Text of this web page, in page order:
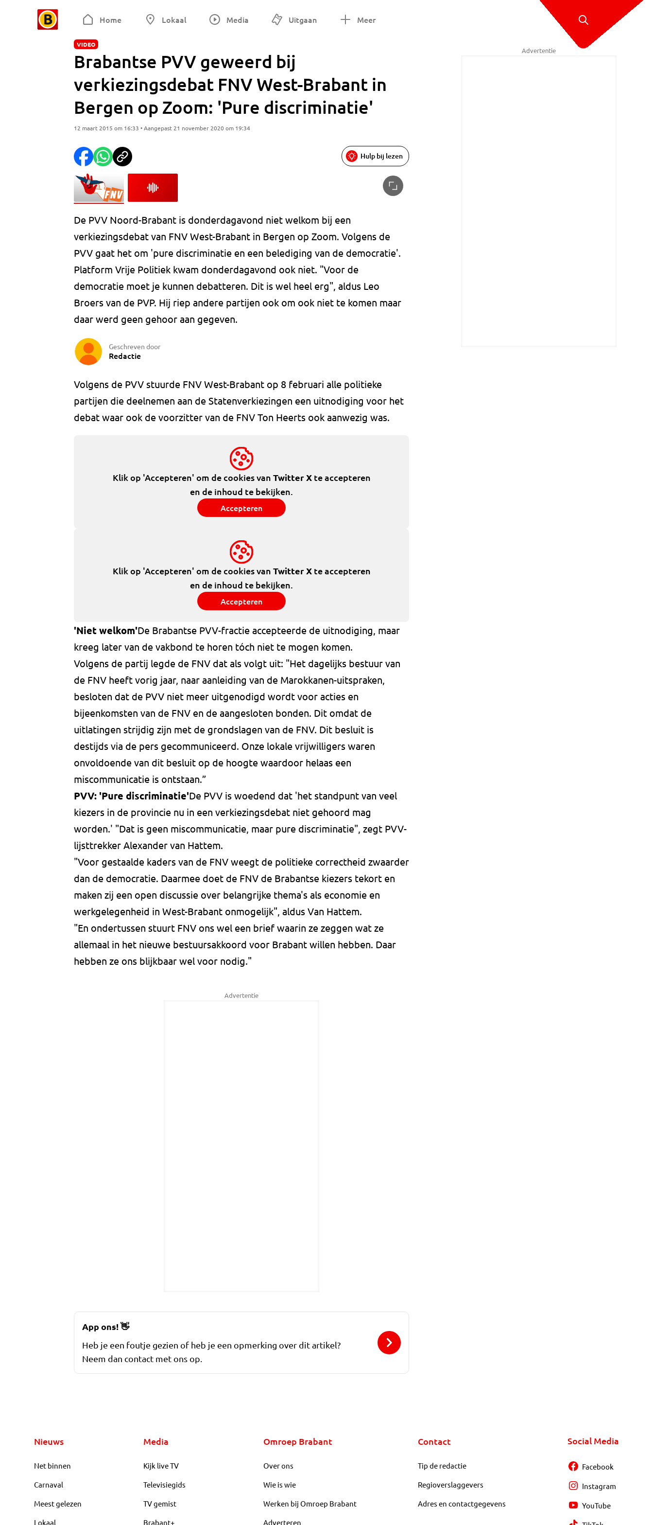
Home Lokaal Media Uitgaan Meer
VIDEO
Brabantse PVV geweerd bij
verkiezingsdebat FNV West-Brabant in
Bergen op Zoom: 'Pure discriminatie'
12 maart 2015 om 16:33 • Aangepast 21 november 2020 om 19:34
Hulp bij lezen
De PVV Noord-Brabant is donderdagavond niet welkom bij een
verkiezingsdebat van FNV West-Brabant in Bergen op Zoom. Volgens de
PVV gaat het om 'pure discriminatie en een belediging van de democratie'.
Platform Vrije Politiek kwam donderdagavond ook niet. "Voor de
democratie moet je kunnen debatteren. Dit is wel heel erg", aldus Leo
Broers van de PVP. Hij riep andere partijen ook om ook niet te komen maar
daar werd geen gehoor aan gegeven.
Geschreven door
Redactie
Volgens de PVV stuurde FNV West-Brabant op 8 februari alle politieke
partijen die deelnemen aan de Statenverkiezingen een uitnodiging voor het
debat waar ook de voorzitter van de FNV Ton Heerts ook aanwezig was.
Klik op 'Accepteren' om de cookies van Twitter Xte accepteren
en de inhoud te bekijken.
Accepteren
Klik op 'Accepteren' om de cookies van Twitter Xte accepteren
en de inhoud te bekijken.
Accepteren
'Niet welkom'De Brabantse PVV-fractie accepteerde de uitnodiging, maar
kreeg later van de vakbond te horen tóch niet te mogen komen.
Volgens de partij legde de FNV dat als volgt uit: "Het dagelijks bestuur van
de FNV heeft vorig jaar, naar aanleiding van de Marokkanen-uitspraken,
besloten dat de PVV niet meer uitgenodigd wordt voor acties en
bijeenkomsten van de FNV en de aangesloten bonden. Dit omdat de
uitlatingen strijdig zijn met de grondslagen van de FNV. Dit besluit is
destijds via de pers gecommuniceerd. Onze lokale vrijwilligers waren
onvoldoende van dit besluit op de hoogte waardoor helaas een
miscommunicatie is ontstaan.”
PVV: 'Pure discriminatie'De PVV is woedend dat 'het standpunt van veel
kiezers in de provincie nu in een verkiezingsdebat niet gehoord mag
worden.' "Dat is geen miscommunicatie, maar pure discriminatie", zegt PVV-
lijsttrekker Alexander van Hattem.
"Voor gestaalde kaders van de FNV weegt de politieke correctheid zwaarder
dan de democratie. Daarmee doet de FNV de Brabantse kiezers tekort en
maken zij een open discussie over belangrijke thema's als economie en
werkgelegenheid in West-Brabant onmogelijk", aldus Van Hattem.
"En ondertussen stuurt FNV ons wel een brief waarin ze zeggen wat ze
allemaal in het nieuwe bestuursakkoord voor Brabant willen hebben. Daar
hebben ze ons blijkbaar wel voor nodig."
Advertentie
Advertentie
App ons!👋
Heb je een foutje gezien of heb je een opmerking over dit artikel?
Neem dan contact met ons op.
Nieuws
Net binnen
Carnaval
Meest gelezen
Lokaal
Media
Kijk live TV
Televisiegids
TV gemist
Brabant+
Omroep Brabant
Over ons
Wie is wie
Werken bij Omroep Brabant
Adverteren
Contact
Tip de redactie
Regioverslaggevers
Adres en contactgegevens
Social Media
Facebook
Instagram
YouTube